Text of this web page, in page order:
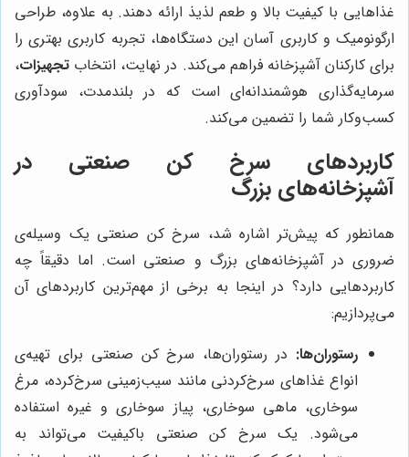
غذاهایی با کیفیت بالا و طعم لذیذ ارائه دهند. به علاوه، طراحی
ارگونومیک و کاربری آسان این دستگاه‌ها، تجربه کاربری بهتری را
برای کارکنان آشپزخانه فراهم می‌کند. در نهایت، انتخاب تجهیزات،
سرمایه‌گذاری هوشمندانه‌ای است که در بلندمدت، سودآوری
کسب‌وکار شما را تضمین می‌کند.
کاربردهای سرخ کن صنعتی در
آشپزخانه‌های بزرگ
همانطور که پیش‌تر اشاره شد، سرخ کن صنعتی یک وسیله‌ی
ضروری در آشپزخانه‌های بزرگ و صنعتی است. اما دقیقاً چه
کاربردهایی دارد؟ در اینجا به برخی از مهم‌ترین کاربردهای آن
می‌پردازیم:
رستوران‌ها: در رستوران‌ها، سرخ کن صنعتی برای تهیه‌ی
انواع غذاهای سرخ‌کردنی مانند سیب‌زمینی سرخ‌کرده، مرغ
سوخاری، ماهی سوخاری، پیاز سوخاری و غیره استفاده
می‌شود. یک سرخ کن صنعتی باکیفیت می‌تواند به